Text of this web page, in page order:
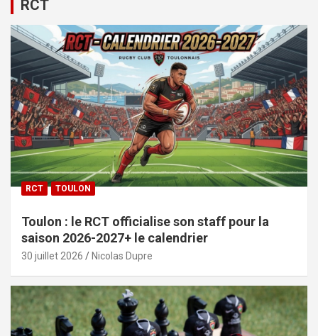
RCT
RCT TOULON
Toulon : le RCT officialise son staff pour la
saison 2026-2027+ le calendrier
30 juillet 2026 Nicolas Dupre